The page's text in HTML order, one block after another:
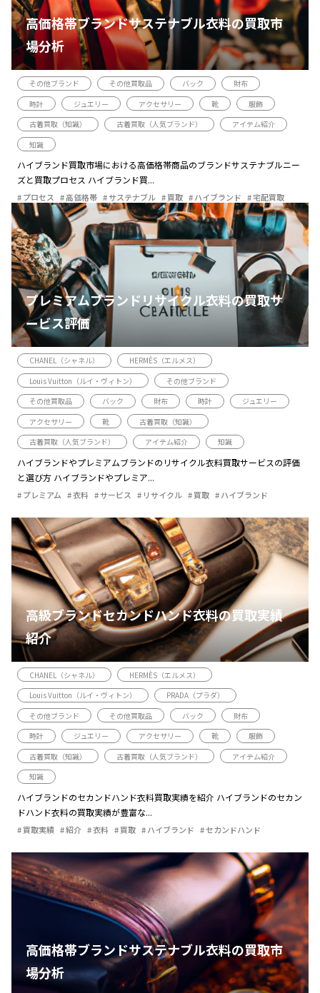
高価格帯ブランドサステナブル衣料の買取市
場分析
その他ブランド その他買取品 バック
財布
時計
ジュエリー アクセサリー 靴
服飾
古着買取（知識）
古着買取（人気ブランド）
アイテム紹介
知識
ハイブランド買取市場における高価格帯商品のブランドサステナブルニー
ズと買取プロセス ハイブランド買...
プロセス 高価格帯 サステナブル 買取 ハイブランド 宅配買取
プレミアムブランドリサイクル衣料の買取サ
ービス評価
CHANEL（シャネル）
HERMÈS（エルメス）
Louis Vuitton（ルイ・ヴィトン）
その他ブランド
その他買取品
バック 財布 時計
ジュエリー
アクセサリー
靴
古着買取（知識）
古着買取（人気ブランド）
アイテム紹介 知識
ハイブランドやプレミアムブランドのリサイクル衣料買取サービスの評価
と選び方 ハイブランドやプレミア...
プレミアム 衣料 サービス リサイクル 買取 ハイブランド
高級ブランドセカンドハンド衣料の買取実績
紹介
CHANEL（シャネル）
HERMÈS（エルメス）
Louis Vuitton（ルイ・ヴィトン）
PRADA（プラダ）
その他ブランド
その他買取品 バック
財布
時計
ジュエリー アクセサリー 靴
服飾
古着買取（知識）
古着買取（人気ブランド）
アイテム紹介
知識
ハイブランドのセカンドハンド衣料買取実績を紹介 ハイブランドのセカン
ドハンド衣料の買取実績が豊富な...
買取実績 紹介 衣料 買取 ハイブランド セカンドハンド
高価格帯ブランドサステナブル衣料の買取市
場分析